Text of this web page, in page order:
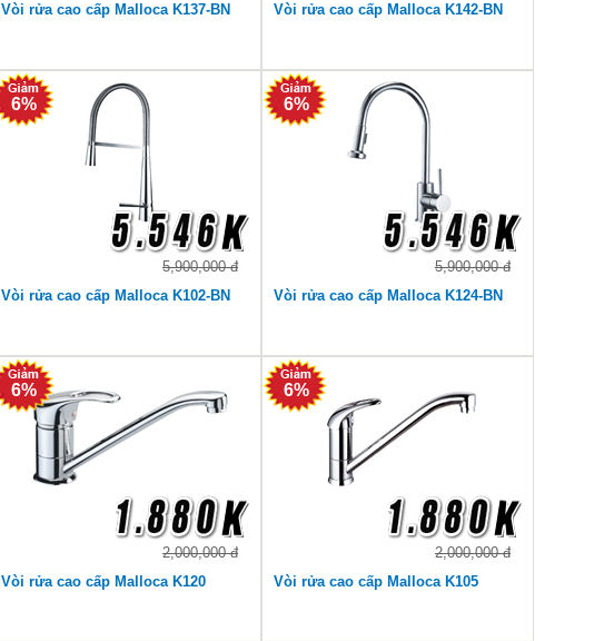
Vòi rửa cao cấp Malloca K137-BN
Vòi rửa cao cấp Malloca K142-BN
6%
5,900,000 đ
Vòi rửa cao cấp Malloca K102-BN
6%
5,900,000 đ
Vòi rửa cao cấp Malloca K124-BN
6%
2,000,000 đ
Vòi rửa cao cấp Malloca K120
6%
2,000,000 đ
Vòi rửa cao cấp Malloca K105